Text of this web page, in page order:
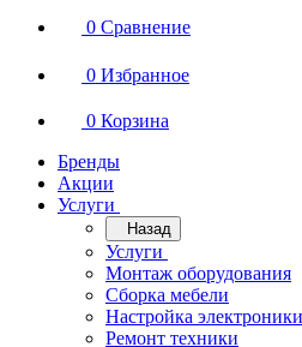
0 Сравнение
0 Избранное
0 Корзина
Бренды
Акции
Услуги
Назад
Услуги
Монтаж оборудования
Сборка мебели
Настройка электроники
Ремонт техники